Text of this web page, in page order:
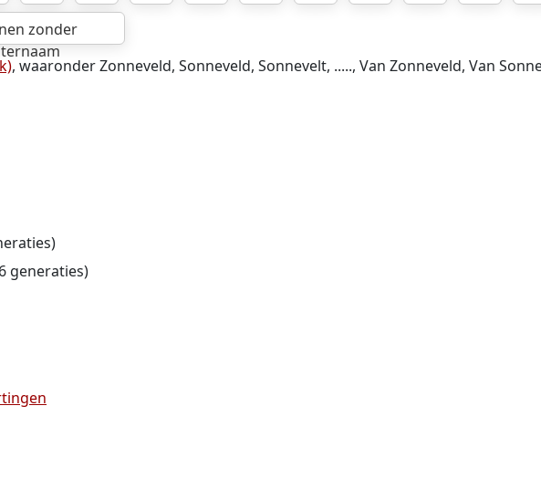
zonder
, waaronder Zonneveld, Sonneveld, Sonnevelt, ....., Van Zonneveld, Van
generaties)